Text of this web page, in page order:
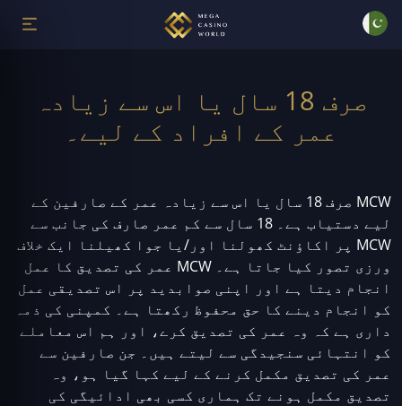
صرف 18 سال یا اس سے زیادہ
عمر کے افراد کے لیے۔
MCW صرف 18 سال یا اس سے زیادہ عمر کے صارفین کے
لیے دستیاب ہے۔ 18 سال سے کم عمر صارف کی جانب سے
MCW پر اکاؤنٹ کھولنا اور/یا جوا کھیلنا ایک خلاف
ورزی تصور کیا جاتا ہے۔ MCW عمر کی تصدیق کا عمل
انجام دیتا ہے اور اپنی صوابدید پر اس تصدیقی عمل
کو انجام دینے کا حق محفوظ رکھتا ہے۔ کمپنی کی ذمہ
داری ہے کہ وہ عمر کی تصدیق کرے، اور ہم اس معاملے
کو انتہائی سنجیدگی سے لیتے ہیں۔ جن صارفین سے
عمر کی تصدیق مکمل کرنے کے لیے کہا گیا ہو، وہ
تصدیق مکمل ہونے تک ہماری کسی بھی ادائیگی کی